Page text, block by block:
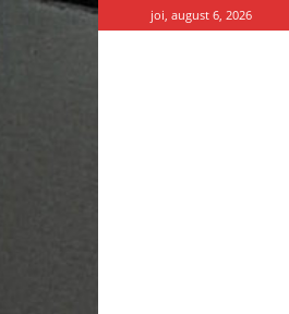
joi, august 6, 2026